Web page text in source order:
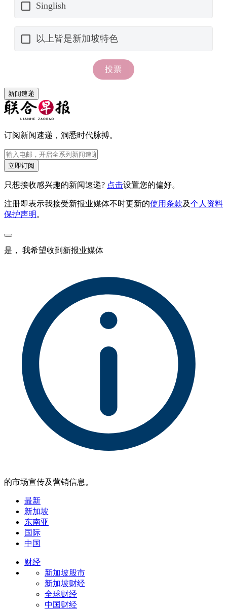
新闻速递
订阅新闻速递，洞悉时代脉搏。
立即订阅
只想接收感兴趣的新闻速递? 点击设置您的偏好。
注册即表示我接受新报业媒体不时更新的使用条款及个人资料
保护声明 。
是， 我希望收到新报业媒体
的市场宣传及营销信息。
最新
新加坡
东南亚
国际
中国
财经
新加坡股市
新加坡财经
全球财经
中国财经